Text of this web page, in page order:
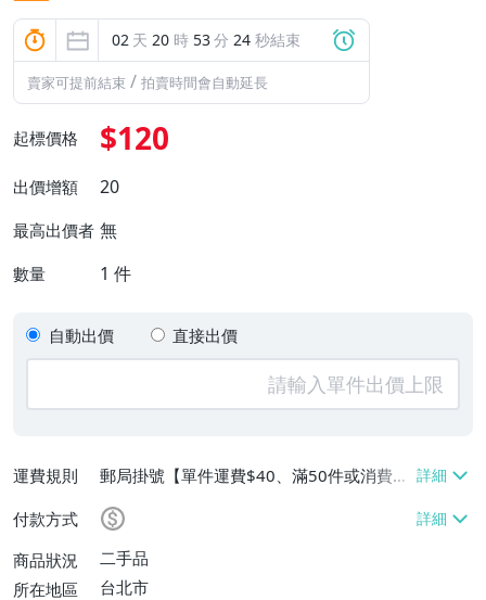
02 天 20 時 53分 23 秒結束
賣家可提前結束 / 拍賣時間會自動延長
起標價格 $120
出價增額 20
最高出價者 無
數量 1 件
自動出價 直接出價
運費規則
郵局掛號【單件運費$40、滿50件或消費滿
付款方式
商品狀況
二手品
所在地區
台北市